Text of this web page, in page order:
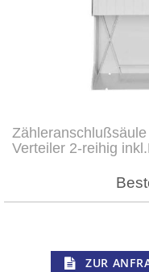
Verteiler 2-reihig
ZUR
Zum
Anfang
Bildergalerie